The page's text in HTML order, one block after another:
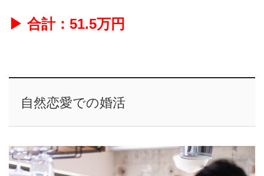
▶ 合計：51.5万円
自然恋愛での婚活